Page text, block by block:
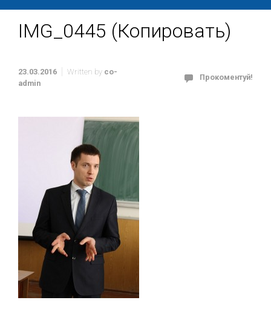
IMG_0445 (Копировать)
23.03.2016 Written by co-
admin
Прокоментуй!